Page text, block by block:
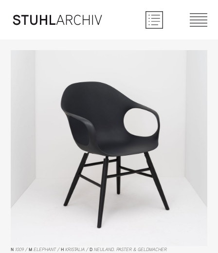
N 1009 M ELEPHANT H KRISTALIA D NEULAND. PASTER & GELDMACHER